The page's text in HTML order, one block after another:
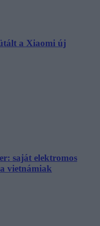
a Xiaomi új
saját elektromos
vietnámiak